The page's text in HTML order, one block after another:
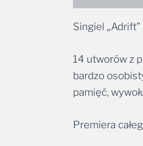
Singiel
14 utworów z
bardzo
pamięć,
Premiera